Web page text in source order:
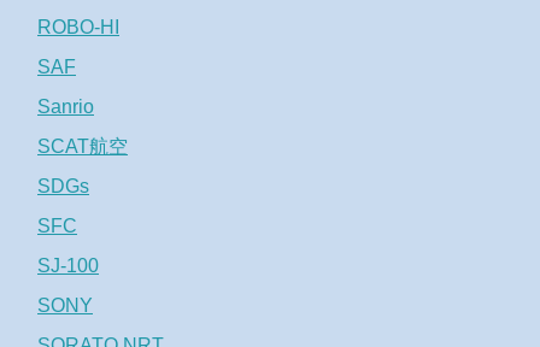
ROBO-HI
SAF
Sanrio
SCAT航空
SDGs
SFC
SJ-100
SONY